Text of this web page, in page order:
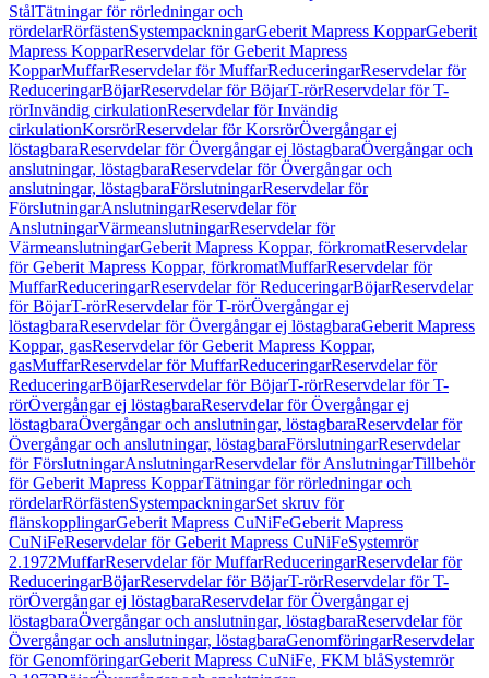
StålTätningar för rörledningar och
rördelarRörfästenSystempackningarGeberit Mapress KopparGeberit
Mapress KopparReservdelar för Geberit Mapress
KopparMuffarReservdelar för MuffarReduceringarReservdelar för
ReduceringarBöjarReservdelar för BöjarT-rörReservdelar för T-
rörInvändig cirkulationReservdelar för Invändig
cirkulationKorsrörReservdelar för KorsrörÖvergångar ej
löstagbaraReservdelar för Övergångar ej löstagbaraÖvergångar och
anslutningar, löstagbaraReservdelar för Övergångar och
anslutningar, löstagbaraFörslutningarReservdelar för
FörslutningarAnslutningarReservdelar för
AnslutningarVärmeanslutningarReservdelar för
VärmeanslutningarGeberit Mapress Koppar, förkromatReservdelar
för Geberit Mapress Koppar, förkromatMuffarReservdelar för
MuffarReduceringarReservdelar för ReduceringarBöjarReservdelar
för BöjarT-rörReservdelar för T-rörÖvergångar ej
löstagbaraReservdelar för Övergångar ej löstagbaraGeberit Mapress
Koppar, gasReservdelar för Geberit Mapress Koppar,
gasMuffarReservdelar för MuffarReduceringarReservdelar för
ReduceringarBöjarReservdelar för BöjarT-rörReservdelar för T-
rörÖvergångar ej löstagbaraReservdelar för Övergångar ej
löstagbaraÖvergångar och anslutningar, löstagbaraReservdelar för
Övergångar och anslutningar, löstagbaraFörslutningarReservdelar
för FörslutningarAnslutningarReservdelar för AnslutningarTillbehör
för Geberit Mapress KopparTätningar för rörledningar och
rördelarRörfästenSystempackningarSet skruv för
flänskopplingarGeberit Mapress CuNiFeGeberit Mapress
CuNiFeReservdelar för Geberit Mapress CuNiFeSystemrör
2.1972MuffarReservdelar för MuffarReduceringarReservdelar för
ReduceringarBöjarReservdelar för BöjarT-rörReservdelar för T-
rörÖvergångar ej löstagbaraReservdelar för Övergångar ej
löstagbaraÖvergångar och anslutningar, löstagbaraReservdelar för
Övergångar och anslutningar, löstagbaraGenomföringarReservdelar
för GenomföringarGeberit Mapress CuNiFe, FKM blåSystemrör